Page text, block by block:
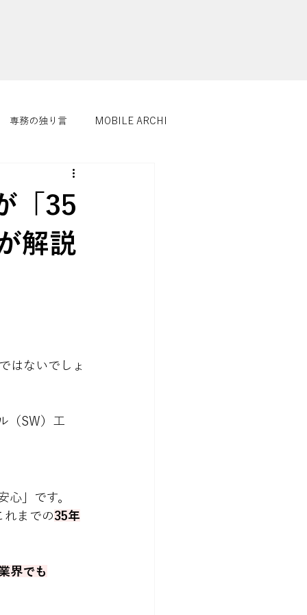
専務の独り言 MOBILE ARCHI
「35
解説
はないでしょ
（SW）工
」です。
れまでの35年
界でも